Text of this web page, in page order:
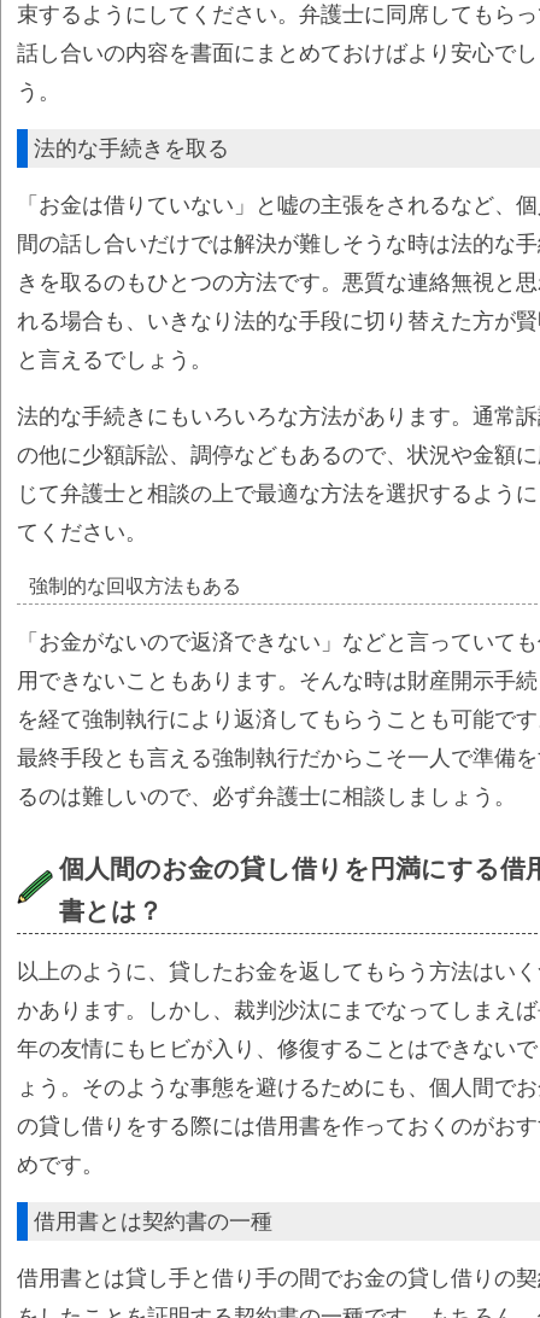
束するようにしてください。弁護士に同席してもら
話し合いの内容を書面にまとめておけばより安心で
う。
法的な手続きを取る
「お金は借りていない」と嘘の主張をされるなど、
間の話し合いだけでは解決が難しそうな時は法的な
きを取るのもひとつの方法です。悪質な連絡無視と
れる場合も、いきなり法的な手段に切り替えた方が
と言えるでしょう。
法的な手続きにもいろいろな方法があります。通常
の他に少額訴訟、調停などもあるので、状況や金額
じて弁護士と相談の上で最適な方法を選択するよう
てください。
強制的な回収方法もある
「お金がないので返済できない」などと言っていて
用できないこともあります。そんな時は財産開示手
を経て強制執行により返済してもらうことも可能で
最終手段とも言える強制執行だからこそ一人で準備
るのは難しいので、必ず弁護士に相談しましょう。
個人間のお金の貸し借りを円満にする借
書とは？
以上のように、貸したお金を返してもらう方法はい
かあります。しかし、裁判沙汰にまでなってしまえ
年の友情にもヒビが入り、修復することはできない
ょう。そのような事態を避けるためにも、個人間で
の貸し借りをする際には借用書を作っておくのがお
めです。
借用書とは契約書の一種
借用書とは貸し手と借り手の間でお金の貸し借りの